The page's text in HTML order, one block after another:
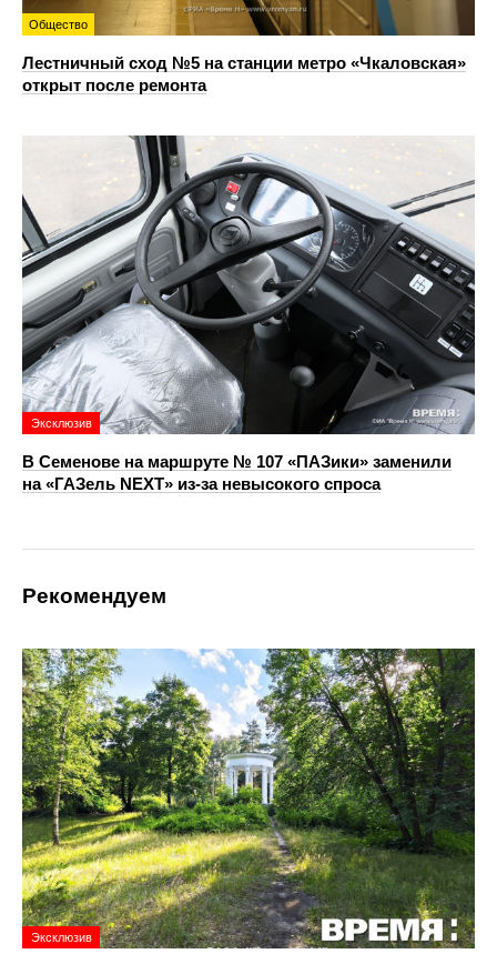
Общество
Лестничный сход №5 на станции метро «Чкаловская»
открыт после ремонта
Эксклюзив
В Семенове на маршруте № 107 «ПАЗики» заменили
на «ГАЗель NEXT» из‑за невысокого спроса
Рекомендуем
Эксклюзив